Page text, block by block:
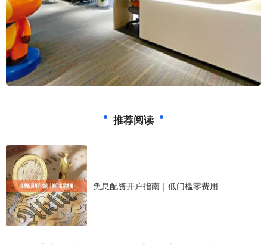
推荐阅读
免息配资开户指南｜低门槛零费用